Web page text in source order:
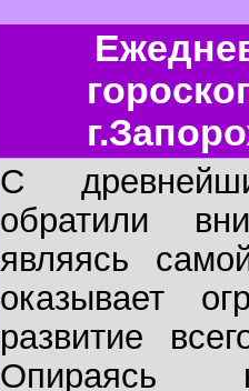
С
обратили
являясь
оказывает
развитие
Опираясь